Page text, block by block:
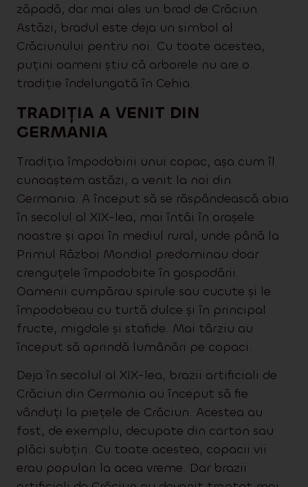
zăpadă, dar mai ales un brad de Crăciun.
Astăzi, bradul este deja un simbol al
Crăciunului pentru noi. Cu toate acestea,
puțini oameni știu că arborele nu are o
tradiție îndelungată în Cehia.
TRADIȚIA A VENIT DIN
GERMANIA
Tradiția împodobirii unui copac, așa cum îl
cunoaștem astăzi, a venit la noi din
Germania. A început să se răspândească abia
în secolul al XIX-lea, mai întâi în orașele
noastre și apoi în mediul rural, unde până la
Primul Război Mondial predominau doar
crenguțele împodobite în gospodării.
Oamenii cumpărau spirule sau cucute și le
împodobeau cu turtă dulce și în principal
fructe, migdale și stafide. Mai târziu au
început să aprindă lumânări pe copaci.
Deja în secolul al XIX-lea, brazii artificiali de
Crăciun din Germania au început să fie
vânduți la piețele de Crăciun. Acestea au
fost, de exemplu, decupate din carton sau
plăci subțiri. Cu toate acestea, copacii vii
erau populari la acea vreme. Dar brazii